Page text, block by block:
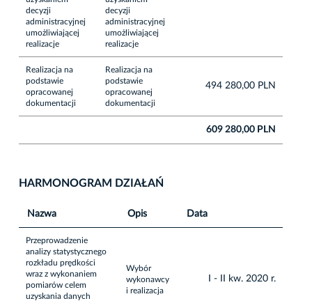
decyzji
administracyjnej
umożliwiającej
realizacje
decyzji
administracyjnej
umożliwiającej
realizacje
Realizacja na
podstawie
opracowanej
dokumentacji
Realizacja na
podstawie
opracowanej
dokumentacji
494 280,00 PLN
609 280,00 PLN
HARMONOGRAM DZIAŁAŃ
Nazwa Opis Data
Przeprowadzenie
analizy statystycznego
rozkładu prędkości
wraz z wykonaniem
pomiarów celem
uzyskania danych
Wybór
wykonawcy
i realizacja
I - II kw. 2020 r.